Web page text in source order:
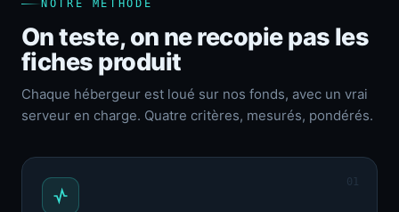
NOTRE MÉTHODE
On teste, on ne recopie pas les
fiches produit
Chaque hébergeur est loué sur nos fonds, avec un vrai
serveur en charge. Quatre critères, mesurés, pondérés.
01